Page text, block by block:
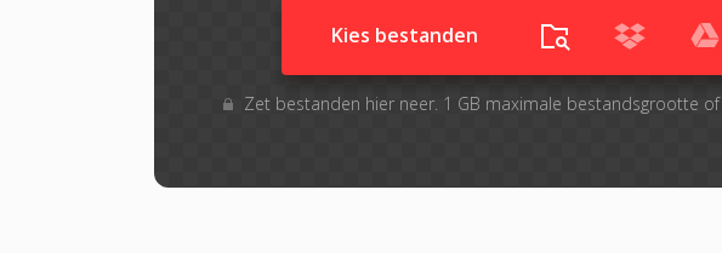
Kies bestanden
Zet bestanden hier neer. 1 GB maximale bestandsgrootte of